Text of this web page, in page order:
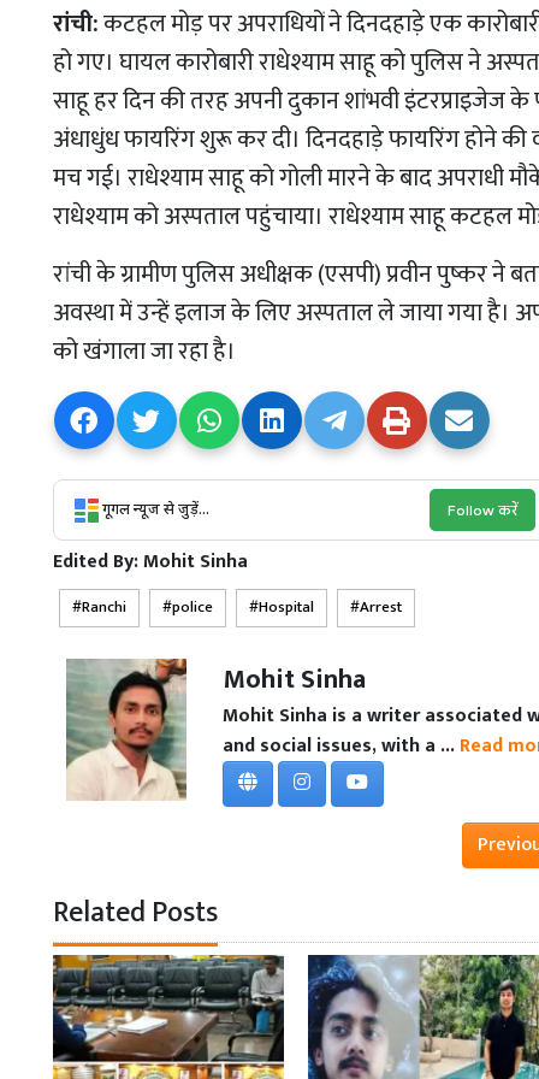
रांची:कटहल मोड़ पर अपराधियों ने दिनदहाड़े एक
हो गए। घायल कारोबारी राधेश्याम साहू को पुलिस ने
साहू हर दिन की तरह अपनी दुकान शांभवी इंटरप्राइजेज
अंधाधुंध फायरिंग शुरू कर दी। दिनदहाड़े फायरिंग होने
मच गई। राधेश्याम साहू को गोली मारने के बाद अपराधी
राधेश्याम को अस्पताल पहुंचाया। राधेश्याम साहू कटहल
रांची के ग्रामीण पुलिस अधीक्षक (एसपी) प्रवीन पुष्कर ने
अवस्था में उन्हें इलाज के लिए अस्पताल ले जाया गया है।
को खंगाला जा रहा है।
गूगल न्यूज से जुड़ें... Follow करें
Edited By:Mohit Sinha
Ranchi police Hospital Arrest
Mohit Sinha
Mohit Sinha is a writer associated
and social issues, with a ...Read
Related Posts